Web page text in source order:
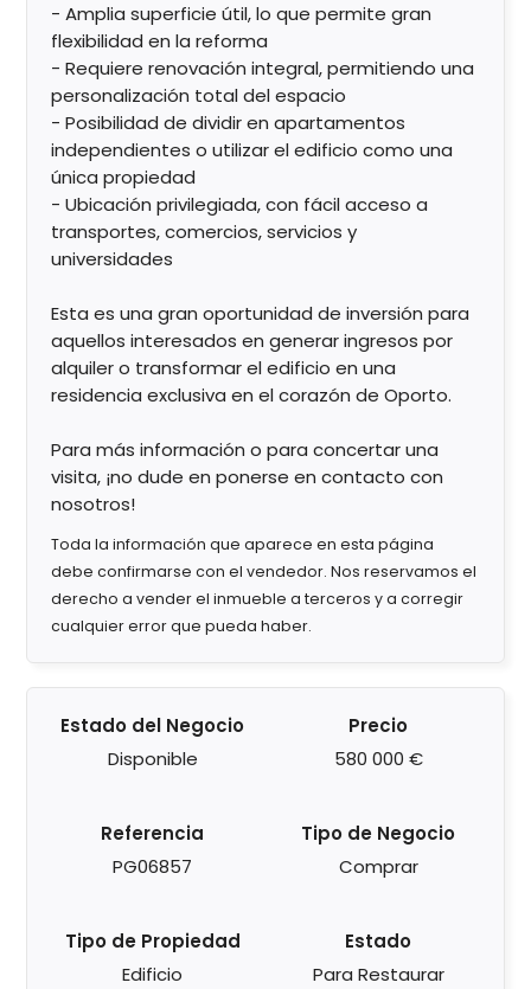
- Amplia superficie útil, lo que permite gran
flexibilidad en la reforma
- Requiere renovación integral, permitiendo una
personalización total del espacio
- Posibilidad de dividir en apartamentos
independientes o utilizar el edificio como una
única propiedad
- Ubicación privilegiada, con fácil acceso a
transportes, comercios, servicios y
universidades
Esta es una gran oportunidad de inversión para
aquellos interesados en generar ingresos por
alquiler o transformar el edificio en una
residencia exclusiva en el corazón de Oporto.
Para más información o para concertar una
visita, ¡no dude en ponerse en contacto con
nosotros!
Toda la información que aparece en esta página
debe confirmarse con el vendedor. Nos reservamos el
derecho a vender el inmueble a terceros y a corregir
cualquier error que pueda haber.
Estado del Negocio
Disponible
Precio
580 000 €
Referencia
PG06857
Tipo de Negocio
Comprar
Tipo de Propiedad
Edificio
Estado
Para Restaurar